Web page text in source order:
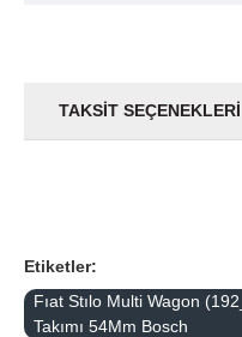
TAKSIT SEÇENEKLERI
Etiketler:
Fıat Stılo Multi Wagon
Takımı 54Mm Bosch